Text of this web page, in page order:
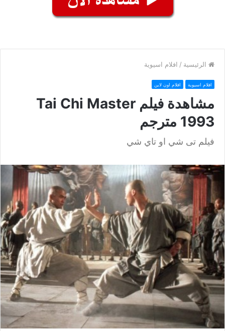
الرئيسية / افلام اسيوية
افلام اسيوية افلام اون لاين
مشاهدة فيلم Tai Chi Master
1993 مترجم
فيلم تى شي او تاي شي